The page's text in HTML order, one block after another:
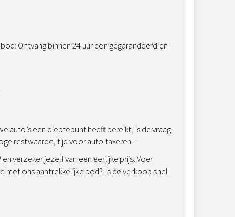
Ontvang binnen 24 uur een gegarandeerd en
auto’s een dieptepunt heeft bereikt, is de vraag
restwaarde, tijd voor auto taxeren .
verzeker jezelf van een eerlijke prijs. Voer
met ons aantrekkelijke bod? Is de verkoop snel